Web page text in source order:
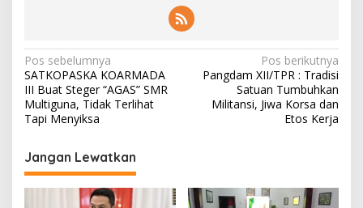
N
a
v
i
g
a
Pos sebelumnya
SATKOPASKA KOARMADA
III Buat Steger “AGAS” SMR
Multiguna, Tidak Terlihat
Tapi Menyiksa
Pos berikutnya
Pangdam XII/TPR : Tradisi
Satuan Tumbuhkan
Militansi, Jiwa Korsa dan
Etos Kerja
Jangan Lewatkan